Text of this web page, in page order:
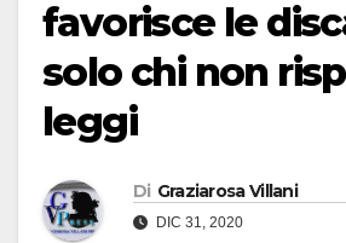
favorisce le
solo chi non
leggi
Di Graziarosa Villani
DIC 31, 2020